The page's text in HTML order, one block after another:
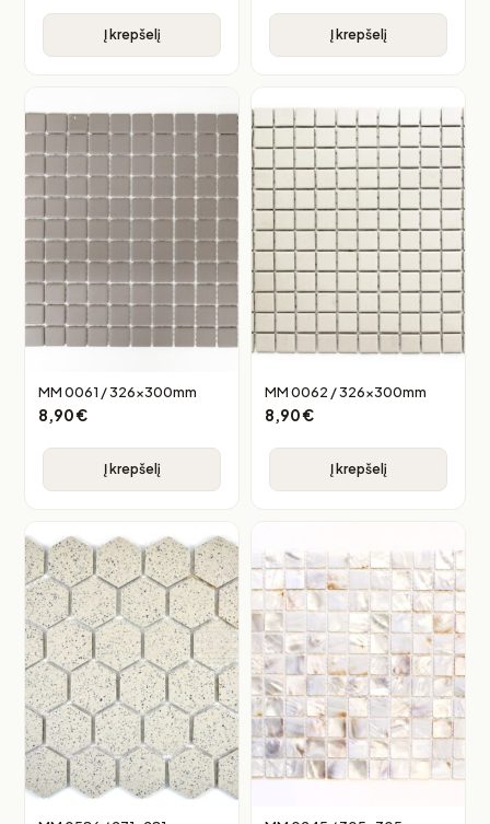
Į krepšelį Į krepšelį
MM 0061 / 326x300mm
8,90€
Į krepšelį
MM 0062 / 326x300mm
8,90€
Į krepšelį